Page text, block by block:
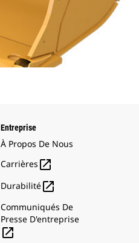
Entreprise
À Propos De Nous
Carrières 
Durabilité
Communiqués De
Presse D'entreprise
